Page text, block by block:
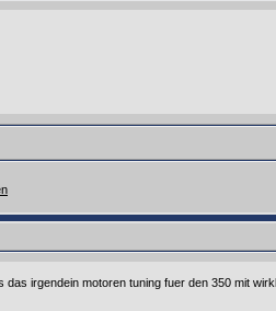
irgendein motoren tuning fuer den 350 mit